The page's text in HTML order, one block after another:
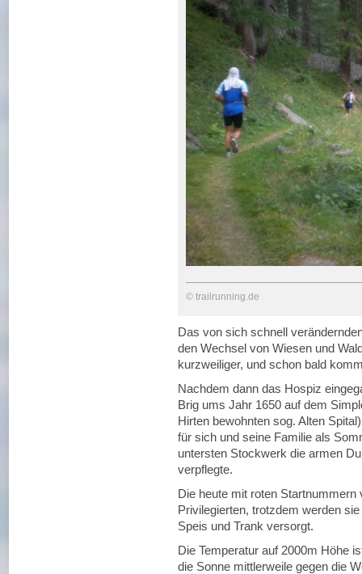
© trailrunning.de
Das von sich schnell
den Wechsel von Wiesen und
kurzweiliger, und schon bald
Nachdem dann das Hospiz
Brig ums Jahr 1650 auf dem
Hirten bewohnten sog. Alten
für sich und seine Familie als
untersten Stockwerk die armen
verpflegte.
Die heute mit roten
Privilegierten, trotzdem werden
Speis und Trank versorgt.
Die Temperatur auf 2000m Höhe
die Sonne mittlerweile gegen die